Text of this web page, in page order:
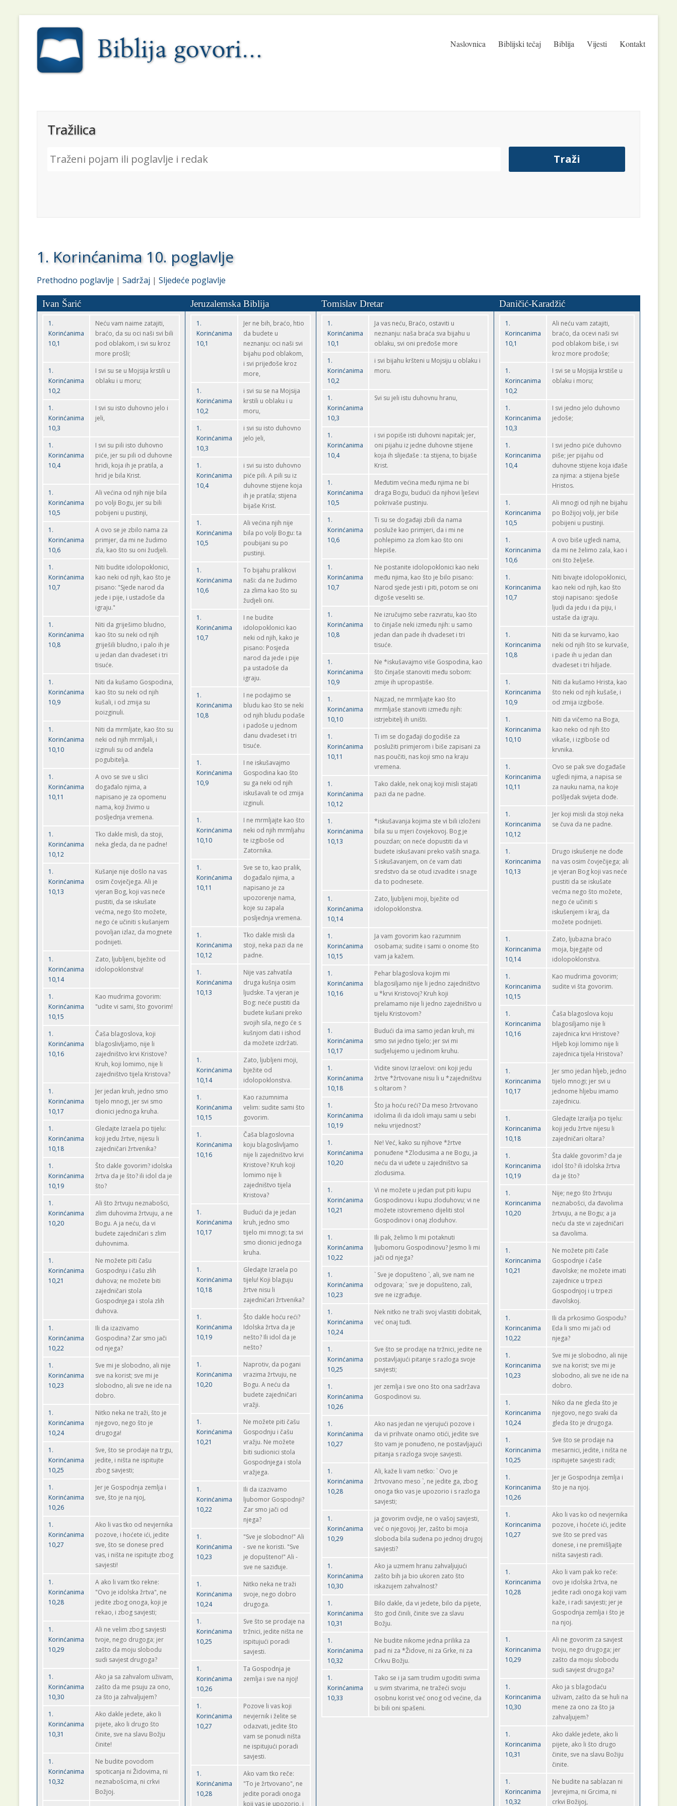
Naslovnica Biblijski tečaj Biblija Vijesti Kontakt
Tražilica
1. Korinćanima 10. poglavlje
Prethodno poglavlje | Sadržaj | Sljedeće poglavlje
Ivan Šarić Jeruzalemska Biblija Tomislav Dretar Daničić-Karadžić
1.
Korinćanima
10,1
Neću vam naime zatajiti,
braćo, da su oci naši svi bili
pod oblakom, i svi su kroz
more prošli;
1.
Korinćanima
10,2
I svi su se u Mojsija krstili u
oblaku i u moru;
1.
Korinćanima
10,3
I svi su isto duhovno jelo i
jeli,
1.
Korinćanima
10,4
I svi su pili isto duhovno
piće, jer su pili od duhovne
hridi, koja ih je pratila, a
hrid je bila Krist.
1.
Korinćanima
10,5
Ali većina od njih nije bila
po volji Bogu, jer su bili
pobijeni u pustinji,
1.
Korinćanima
10,6
A ovo se je zbilo nama za
primjer, da mi ne žudimo
zla, kao što su oni žudjeli.
1.
Korinćanima
10,7
Niti budite idolopoklonici,
kao neki od njih, kao što je
pisano: "Sjede narod da
jede i pije, i ustadoše da
igraju."
1.
Korinćanima
10,8
Niti da griješimo bludno,
kao što su neki od njih
griješili bludno, i palo ih je
u jedan dan dvadeset i tri
tisuće.
1.
Korinćanima
10,9
Niti da kušamo Gospodina,
kao što su neki od njih
kušali, i od zmija su
poizginuli.
1.
Korinćanima
10,10
Niti da mrmljate, kao što su
neki od njih mrmljali, i
izginuli su od anđela
pogubitelja.
1.
Korinćanima
10,11
A ovo se sve u slici
događalo njima, a
napisano je za opomenu
nama, koji živimo u
posljednja vremena.
1.
Korinćanima
10,12
Tko dakle misli, da stoji,
neka gleda, da ne padne!
1.
Korinćanima
10,13
Kušanje nije došlo na vas
osim čovječjega. Ali je
vjeran Bog, koji vas neće
pustiti, da se iskušate
većma, nego što možete,
nego će učiniti s kušanjem
povoljan izlaz, da mognete
podnijeti.
1.
Korinćanima
10,14
Zato, ljubljeni, bježite od
idolopoklonstva!
1.
Korinćanima
10,15
Kao mudrima govorim:
"udite vi sami, što govorim!
1.
Korinćanima
10,16
Čaša blagoslova, koji
blagoslivljamo, nije li
zajedništvo krvi Kristove?
Kruh, koji lomimo, nije li
zajedništvo tijela Kristova?
1.
Korinćanima
10,17
Jer jedan kruh, jedno smo
tijelo mnogi, jer svi smo
dionici jednoga kruha.
1.
Korinćanima
10,18
Gledajte Izraela po tijelu:
koji jedu žrtve, nijesu li
zajedničari žrtvenika?
1.
Korinćanima
10,19
Što dakle govorim? idolska
žrtva da je što? ili idol da je
što?
1.
Korinćanima
10,20
Ali što žrtvuju neznabošci,
zlim duhovima žrtvuju, a ne
Bogu. A ja neću, da vi
budete zajedničari s zlim
duhovnima.
1.
Korinćanima
10,21
Ne možete piti čašu
Gospodnju i čašu zlih
duhova; ne možete biti
zajedničari stola
Gospodnjega i stola zlih
duhova.
1.
Korinćanima
10,22
Ili da izazivamo
Gospodina? Zar smo jači
od njega?
1.
Korinćanima
10,23
Sve mi je slobodno, ali nije
sve na korist; sve mi je
slobodno, ali sve ne ide na
dobro.
1.
Korinćanima
10,24
Nitko neka ne traži, što je
njegovo, nego što je
drugoga!
1.
Korinćanima
10,25
Sve, što se prodaje na trgu,
jedite, i ništa ne ispitujte
zbog savjesti;
1.
Korinćanima
10,26
Jer je Gospodnja zemlja i
sve, što je na njoj,
1.
Korinćanima
10,27
Ako li vas tko od nevjernika
pozove, i hoćete ići, jedite
sve, što se donese pred
vas, i ništa ne ispitujte zbog
savjesti!
1.
Korinćanima
10,28
A ako li vam tko rekne:
"Ovo je idolska žrtva", ne
jedite zbog onoga, koji je
rekao, i zbog savjesti;
1.
Korinćanima
10,29
Ali ne velim zbog savjesti
tvoje, nego drugoga; jer
zašto da moju slobodu
sudi savjest drugoga?
1.
Korinćanima
10,30
Ako ja sa zahvalom uživam,
zašto da me psuju za ono,
za što ja zahvaljujem?
1.
Korinćanima
10,31
Ako dakle jedete, ako li
pijete, ako li drugo što
činite, sve na slavu Božju
činite!
1.
Korinćanima
10,32
Ne budite povodom
spoticanja ni Židovima, ni
neznabošcima, ni crkvi
Božjoj.
1.
Korinćanima
10,1
Jer ne bih, braćo, htio
da budete u
neznanju: oci naši svi
bijahu pod oblakom,
i svi prijeđoše kroz
more,
1.
Korinćanima
10,2
i svi su se na Mojsija
krstili u oblaku i u
moru,
1.
Korinćanima
10,3
i svi su isto duhovno
jelo jeli,
1.
Korinćanima
10,4
i svi su isto duhovno
piće pili. A pili su iz
duhovne stijene koja
ih je pratila; stijena
bijaše Krist.
1.
Korinćanima
10,5
Ali većina njih nije
bila po volji Bogu: ta
poubijani su po
pustinji.
1.
Korinćanima
10,6
To bijahu pralikovi
naši: da ne žudimo
za zlima kao što su
žudjeli oni.
1.
Korinćanima
10,7
I ne budite
idolopoklonici kao
neki od njih, kako je
pisano: Posjeda
narod da jede i pije
pa ustadoše da
igraju.
1.
Korinćanima
10,8
I ne podajimo se
bludu kao što se neki
od njih bludu podaše
i padoše u jednom
danu dvadeset i tri
tisuće.
1.
Korinćanima
10,9
I ne iskušavajmo
Gospodina kao što
su ga neki od njih
iskušavali te od zmija
izginuli.
1.
Korinćanima
10,10
I ne mrmljajte kao što
neki od njih mrmljahu
te izgiboše od
Zatornika.
1.
Korinćanima
10,11
Sve se to, kao pralik,
događalo njima, a
napisano je za
upozorenje nama,
koje su zapala
posljednja vremena.
1.
Korinćanima
10,12
Tko dakle misli da
stoji, neka pazi da ne
padne.
1.
Korinćanima
10,13
Nije vas zahvatila
druga kušnja osim
ljudske. Ta vjeran je
Bog: neće pustiti da
budete kušani preko
svojih sila, nego će s
kušnjom dati i ishod
da možete izdržati.
1.
Korinćanima
10,14
Zato, ljubljeni moji,
bježite od
idolopoklonstva.
1.
Korinćanima
10,15
Kao razumnima
velim: sudite sami što
govorim.
1.
Korinćanima
10,16
Čaša blagoslovna
koju blagoslivljamo
nije li zajedništvo krvi
Kristove? Kruh koji
lomimo nije li
zajedništvo tijela
Kristova?
1.
Korinćanima
10,17
Budući da je jedan
kruh, jedno smo
tijelo mi mnogi; ta svi
smo dionici jednoga
kruha.
1.
Korinćanima
10,18
Gledajte Izraela po
tijelu! Koji blaguju
žrtve nisu li
zajedničari žrtvenika?
1.
Korinćanima
10,19
Što dakle hoću reći?
Idolska žrtva da je
nešto? Ili idol da je
nešto?
1.
Korinćanima
10,20
Naprotiv, da pogani
vrazima žrtvuju, ne
Bogu. A neću da
budete zajedničari
vražji.
1.
Korinćanima
10,21
Ne možete piti čašu
Gospodnju i čašu
vražju. Ne možete
biti sudionici stola
Gospodnjega i stola
vražjega.
1.
Korinćanima
10,22
Ili da izazivamo
ljubomor Gospodnji?
Zar smo jači od
njega?
1.
Korinćanima
10,23
"Sve je slobodno!" Ali
- sve ne koristi. "Sve
je dopušteno!" Ali -
sve ne saziđuje.
1.
Korinćanima
10,24
Nitko neka ne traži
svoje, nego dobro
drugoga.
1.
Korinćanima
10,25
Sve što se prodaje na
tržnici, jedite ništa ne
ispitujući poradi
savjesti.
1.
Korinćanima
10,26
Ta Gospodnja je
zemlja i sve na njoj!
1.
Korinćanima
10,27
Pozove li vas koji
nevjernik i želite se
odazvati, jedite što
vam se ponudi ništa
ne ispitujući poradi
savjesti.
1.
Korinćanima
10,28
Ako vam tko reče:
"To je žrtvovano", ne
jedite poradi onoga
koji vas je upozorio, i
1.
Korinćanima
10,1
Ja vas neću, Braćo, ostaviti u
neznanju: naša braća sva bijahu u
oblaku, svi oni pređoše more
1.
Korinćanima
10,2
i svi bijahu kršteni u Mojsiju u oblaku i
moru.
1.
Korinćanima
10,3
Svi su jeli istu duhovnu hranu,
1.
Korinćanima
10,4
i svi popiše isti duhovni napitak; jer,
oni pijahu iz jedne duhovne stijene
koja ih slijeđaše : ta stijena, to bijaše
Krist.
1.
Korinćanima
10,5
Međutim većina među njima ne bi
draga Bogu, budući da njihovi lješevi
pokrivaše pustinju.
1.
Korinćanima
10,6
Ti su se događaji zbili da nama
posluže kao primjeri, da i mi ne
pohlepimo za zlom kao što oni
hlepiše.
1.
Korinćanima
10,7
Ne postanite idolopoklonici kao neki
među njima, kao što je bilo pisano:
Narod sjede jesti i piti, potom se oni
digoše veseliti se.
1.
Korinćanima
10,8
Ne izručujmo sebe razvratu, kao što
to činjaše neki između njih: u samo
jedan dan pade ih dvadeset i tri
tisuće.
1.
Korinćanima
10,9
Ne *iskušavajmo više Gospodina, kao
što činjaše stanoviti među sobom:
zmije ih upropastiše.
1.
Korinćanima
10,10
Najzad, ne mrmljajte kao što
mrmljaše stanoviti između njih:
istrjebitelj ih uništi.
1.
Korinćanima
10,11
Ti im se događaji dogodiše za
poslužiti primjerom i biše zapisani za
nas poučiti, nas koji smo na kraju
vremena.
1.
Korinćanima
10,12
Tako dakle, nek onaj koji misli stajati
pazi da ne padne.
1.
Korinćanima
10,13
*iskušavanja kojima ste vi bili izloženi
bila su u mjeri čovjekovoj. Bog je
pouzdan; on neće dopustiti da vi
budete iskušavani preko vaših snaga.
S iskušavanjem, on će vam dati
sredstvo da se otud izvadite i snage
da to podnesete.
1.
Korinćanima
10,14
Zato, ljubljeni moji, bježite od
idolopoklonstva.
1.
Korinćanima
10,15
Ja vam govorim kao razumnim
osobama; sudite i sami o onome što
vam ja kažem.
1.
Korinćanima
10,16
Pehar blagoslova kojim mi
blagosiljamo nije li jedno zajedništvo
u *krvi Kristovoj? Kruh koji
prelamamo nije li jedno zajedništvo u
tijelu Kristovom?
1.
Korinćanima
10,17
Budući da ima samo jedan kruh, mi
smo svi jedno tijelo; jer svi mi
sudjelujemo u jedinom kruhu.
1.
Korinćanima
10,18
Vidite sinovi Izraelovi: oni koji jedu
žrtve *žrtvovane nisu li u *zajedništvu
s oltarom ?
1.
Korinćanima
10,19
Što ja hoću reći? Da meso žrtvovano
idolima ili da idoli imaju sami u sebi
neku vrijednost?
1.
Korinćanima
10,20
Ne! Već, kako su njihove *žrtve
ponuđene *Zlodusima a ne Bogu, ja
neću da vi uđete u zajedništvo sa
zlodusima.
1.
Korinćanima
10,21
Vi ne možete u jedan put piti kupu
Gospodinovu i kupu zloduhovu; vi ne
možete istovremeno dijeliti stol
Gospodinov i onaj zloduhov.
1.
Korinćanima
10,22
Ili pak, želimo li mi potaknuti
ljubomoru Gospodinovu? Jesmo li mi
jači od njega?
1.
Korinćanima
10,23
` Sve je dopušteno `, ali, sve nam ne
odgovara; ` sve je dopušteno, zali,
sve ne izgrađuje.
1.
Korinćanima
10,24
Nek nitko ne traži svoj vlastiti dobitak,
već onaj tuđi.
1.
Korinćanima
10,25
Sve što se prodaje na tržnici, jedite ne
postavljajući pitanje s razloga svoje
savjesti;
1.
Korinćanima
10,26
jer zemlja i sve ono što ona sadržava
Gospodinovi su.
1.
Korinćanima
10,27
Ako nas jedan ne vjerujući pozove i
da vi prihvate onamo otići, jedite sve
što vam je ponuđeno, ne postavljajući
pitanja s razloga svoje savjesti.
1.
Korinćanima
10,28
Ali, kaže li vam netko: ` Ovo je
žrtvovano meso `, ne jedite ga, zbog
onoga tko vas je upozorio i s razloga
savjesti;
1.
Korinćanima
10,29
ja govorim ovdje, ne o vašoj savjesti,
već o njegovoj. Jer, zašto bi moja
sloboda bila suđena po jednoj drugoj
savjesti?
1.
Korinćanima
10,30
Ako ja uzmem hranu zahvaljujući
zašto bih ja bio ukoren zato što
iskazujem zahvalnost?
1.
Korinćanima
10,31
Bilo dakle, da vi jedete, bilo da pijete,
što god činili, činite sve za slavu
Božju.
1.
Korinćanima
10,32
Ne budite nikome jedna prilika za
pad ni za *Židove, ni za Grke, ni za
Crkvu Božju.
1.
Korinćanima
10,33
Tako se i ja sam trudim ugoditi svima
u svim stvarima, ne tražeći svoju
osobnu korist već onog od većine, da
bi bili oni spašeni.
1.
Korincanima
10,1
Ali neću vam zatajiti,
braćo, da ocevi naši svi
pod oblakom biše, i svi
kroz more prođoše;
1.
Korincanima
10,2
I svi se u Mojsija krstiše u
oblaku i moru;
1.
Korincanima
10,3
I svi jedno jelo duhovno
jedoše;
1.
Korincanima
10,4
I svi jedno piće duhovno
piše; jer pijahu od
duhovne stijene koja iđaše
za njima: a stijena bješe
Hristos.
1.
Korincanima
10,5
Ali mnogi od njih ne bijahu
po Božijoj volji, jer biše
pobijeni u pustinji.
1.
Korincanima
10,6
A ovo biše ugledi nama,
da mi ne želimo zala, kao i
oni što želješe.
1.
Korincanima
10,7
Niti bivajte idolopoklonici,
kao neki od njih, kao što
stoji napisano: sjedoše
ljudi da jedu i da piju, i
ustaše da igraju.
1.
Korincanima
10,8
Niti da se kurvamo, kao
neki od njih što se kurvaše,
i pade ih u jedan dan
dvadeset i tri hiljade.
1.
Korincanima
10,9
Niti da kušamo Hrista, kao
što neki od njih kušaše, i
od zmija izgiboše.
1.
Korincanima
10,10
Niti da vičemo na Boga,
kao neko od njih što
vikaše, i izgiboše od
krvnika.
1.
Korincanima
10,11
Ovo se pak sve događaše
ugledi njima, a napisa se
za nauku nama, na koje
pošljedak svijeta dođe.
1.
Korincanima
10,12
Jer koji misli da stoji neka
se čuva da ne padne.
1.
Korincanima
10,13
Drugo iskušenje ne dođe
na vas osim čovječijega; ali
je vjeran Bog koji vas neće
pustiti da se iskušate
većma nego što možete,
nego će učiniti s
iskušenjem i kraj, da
možete podnijeti.
1.
Korincanima
10,14
Zato, ljubazna braćo
moja, bjegajte od
idolopoklonstva.
1.
Korincanima
10,15
Kao mudrima govorim;
sudite vi šta govorim.
1.
Korincanima
10,16
Čaša blagoslova koju
blagosiljamo nije li
zajednica krvi Hristove?
Hljeb koji lomimo nije li
zajednica tijela Hristova?
1.
Korincanima
10,17
Jer smo jedan hljeb, jedno
tijelo mnogi; jer svi u
jednome hljebu imamo
zajednicu.
1.
Korincanima
10,18
Gledajte Izrailja po tijelu:
koji jedu žrtve nijesu li
zajedničari oltara?
1.
Korincanima
10,19
Šta dakle govorim? da je
idol što? ili idolska žrtva
da je što?
1.
Korincanima
10,20
Nije; nego što žrtvuju
neznabošci, da đavolima
žrtvuju, a ne Bogu; a ja
neću da ste vi zajedničari
sa đavolima.
1.
Korincanima
10,21
Ne možete piti čaše
Gospodnje i čaše
đavolske; ne možete imati
zajednice u trpezi
Gospodnjoj i u trpezi
đavolskoj.
1.
Korincanima
10,22
Ili da prkosimo Gospodu?
Eda li smo mi jači od
njega?
1.
Korincanima
10,23
Sve mi je slobodno, ali nije
sve na korist; sve mi je
slobodno, ali sve ne ide na
dobro.
1.
Korincanima
10,24
Niko da ne gleda što je
njegovo, nego svaki da
gleda što je drugoga.
1.
Korincanima
10,25
Sve što se prodaje na
mesarnici, jedite, i ništa ne
ispitujete savjesti radi;
1.
Korincanima
10,26
Jer je Gospodnja zemlja i
što je na njoj.
1.
Korincanima
10,27
Ako li vas ko od nevjernika
pozove, i hoćete ići, jedite
sve što se pred vas
donese, i ne premišljajte
ništa savjesti radi.
1.
Korincanima
10,28
Ako li vam pak ko reče:
ovo je idolska žrtva, ne
jedite radi onoga koji vam
kaže, i radi savjesti; jer je
Gospodnja zemlja i što je
na njoj.
1.
Korincanima
10,29
Ali ne govorim za savjest
tvoju, nego drugoga; jer
zašto da moju slobodu
sudi savjest drugoga?
1.
Korincanima
10,30
Ako ja s blagodaću
uživam, zašto da se huli na
mene za ono za što ja
zahvaljujem?
1.
Korincanima
10,31
Ako dakle jedete, ako li
pijete, ako li što drugo
činite, sve na slavu Božiju
činite.
1.
Korincanima
10,32
Ne budite na sablazan ni
Jevrejima, ni Grcima, ni
crkvi Božijoj,